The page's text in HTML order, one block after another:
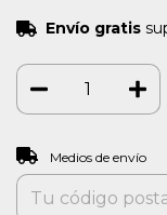
Envío gratis
Entregas para el CP:
Medios de envío